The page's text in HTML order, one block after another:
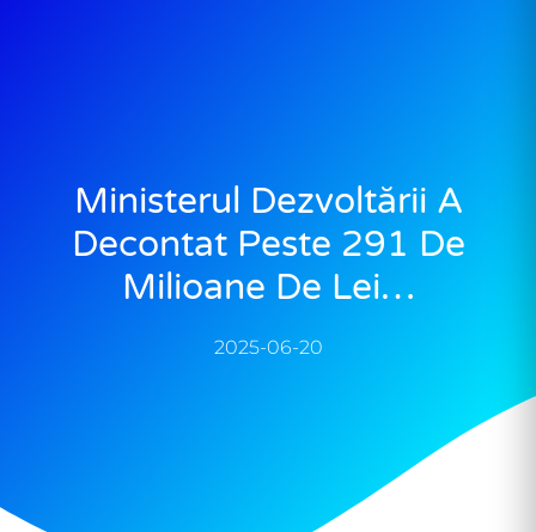
Ministerul Dezvoltării A
Decontat Peste 291 De
Milioane De Lei…
2025-06-20